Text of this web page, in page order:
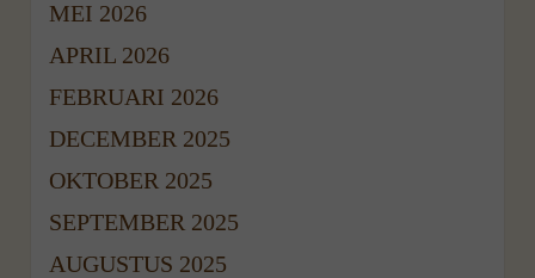
MEI 2026
APRIL 2026
FEBRUARI 2026
DECEMBER 2025
OKTOBER 2025
SEPTEMBER 2025
AUGUSTUS 2025